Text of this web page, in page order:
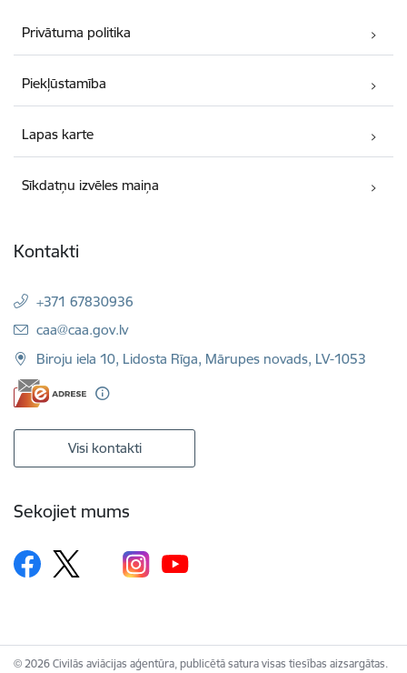
Privātuma politika
Piekļūstamība
Lapas karte
Sīkdatņu izvēles maiņa
Kontakti
+371 67830936
E-pasts:
caa@caa.gov.lv
Biroju iela 10, Lidosta Rīga, Mārupes novads, LV-1053
Visi kontakti
Sekojiet mums
© 2026 Civilās aviācijas aģentūra, publicētā satura visas tiesības aizsargātas.